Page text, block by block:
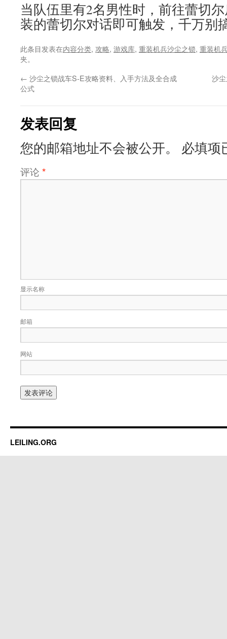
当队伍里有2名男性时，前往蕾切
装的蕾切尔对话即可触发，千万别
此条目发表在内容分类, 攻略, 游戏库, 重装机兵沙尘之锁, 重装机
夹。
← 沙尘之锁战车S-E攻略资料、入手方法及全合成
公式
沙
发表回复
您的邮箱地址不会被公开。 必填项
评论 *
显示名称
邮箱
网站
LEILING.ORG